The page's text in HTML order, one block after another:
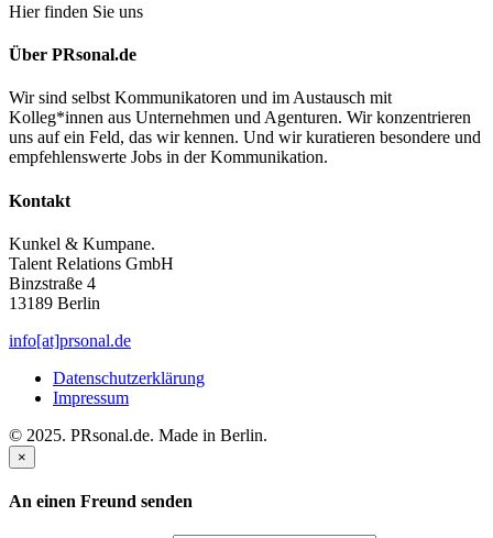
Hier finden Sie uns
Über PRsonal.de
Wir sind selbst Kommunikatoren und im Austausch mit
Kolleg*innen aus Unternehmen und Agenturen. Wir konzentrieren
uns auf ein Feld, das wir kennen. Und wir kuratieren besondere und
empfehlenswerte Jobs in der Kommunikation.
Kontakt
Kunkel & Kumpane.
Talent Relations GmbH
Binzstraße 4
13189 Berlin
info[at]prsonal.de
Datenschutzerklärung
Impressum
© 2025. PRsonal.de. Made in Berlin.
×
An einen Freund senden